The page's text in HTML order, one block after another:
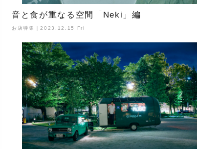
音と食が重なる空間「Neki」編
お店特集｜2023.12.15 Fri